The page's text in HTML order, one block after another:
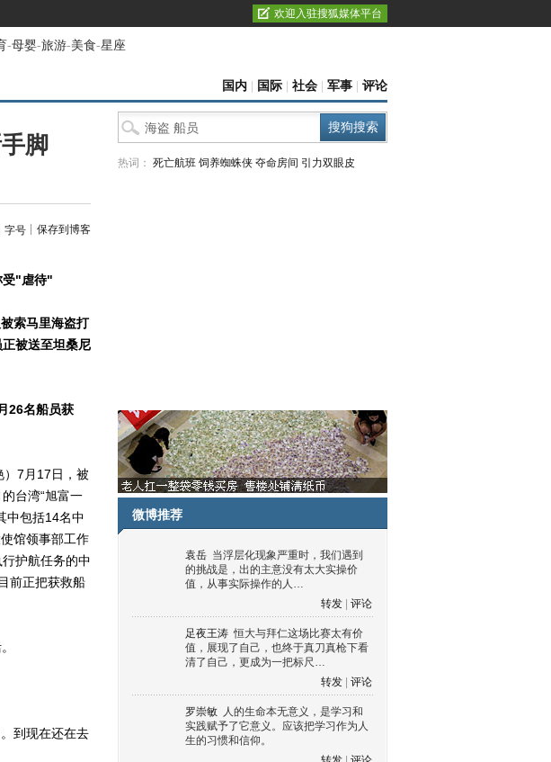
欢迎入驻搜狐媒体平台
-母婴-旅游-美食-星座
国内 国际 社会 军事 评论
脚
字号 保存到博客
"虐待"
索马里海盗打
被送至坦桑尼
名船员获
7月17日，被
台湾“旭富一
中包括14名中
馆领事部工作
护航任务的中
前正把获救船
到现在还在去
热词： 死亡航班 饲养蜘蛛侠 夺命房间 引力双眼皮
微博推荐
袁岳 当浮层化现象严重时，我们遇到
的挑战是，出的主意没有太大实操价
值，从事实际操作的人…
转发
评论
足夜王涛 恒大与拜仁这场比赛太有价
值，展现了自己，也终于真刀真枪下看
清了自己，更成为一把标尺…
转发
评论
罗崇敏 人的生命本无意义，是学习和
实践赋予了它意义。应该把学习作为人
生的习惯和信仰。